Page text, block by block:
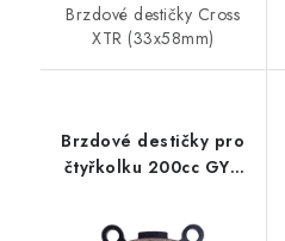
Brzdové destičky Cross
XTR (33x58mm)
Brzdové destičky pro
čtyřkolku 200cc GY6